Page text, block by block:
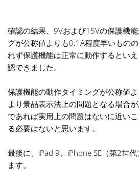
確認の結果、9Vおよび15Vの保護機
グが公称値よりも0.1A程度早いもの
れず保護機能は正常に動作するとい
認できました。
保護機能の動作タイミングが公称値
より景品表示法上の問題となる場合
であれば実用上の問題はないに近い
る必要はないと思います。
最後に、iPad 9、iPhone SE（第2世
ます。